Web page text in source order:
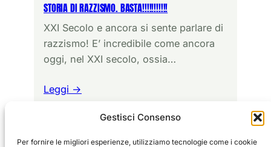
Gestisci Consenso
Per fornire le migliori esperienze, utilizziamo tecnologie come i cookie
STORIA DI RAZZISMO. BASTA!!!!!!!!!!!
XXI Secolo e ancora si sente parlare di
razzismo! E’ incredibile come ancora
oggi, nel XXI secolo, ossia…
Leggi →